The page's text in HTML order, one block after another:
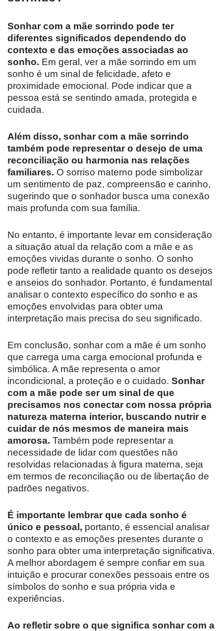
Sonhar com a mãe sorrindo pode ter
diferentes significados dependendo do
contexto e das emoções associadas ao
sonho. Em geral, ver a mãe sorrindo em um
sonho é um sinal de felicidade, afeto e
proximidade emocional. Pode indicar que a
pessoa está se sentindo amada, protegida e
cuidada.
Além disso, sonhar com a mãe sorrindo
também pode representar o desejo de uma
reconciliação ou harmonia nas relações
familiares. O sorriso materno pode simbolizar
um sentimento de paz, compreensão e carinho,
sugerindo que o sonhador busca uma conexão
mais profunda com sua família.
No entanto, é importante levar em consideração
a situação atual da relação com a mãe e as
emoções vividas durante o sonho. O sonho
pode refletir tanto a realidade quanto os desejos
e anseios do sonhador. Portanto, é fundamental
analisar o contexto específico do sonho e as
emoções envolvidas para obter uma
interpretação mais precisa do seu significado.
Em conclusão, sonhar com a mãe é um sonho
que carrega uma carga emocional profunda e
simbólica. A mãe representa o amor
incondicional, a proteção e o cuidado. Sonhar
com a mãe pode ser um sinal de que
precisamos nos conectar com nossa própria
natureza materna interior, buscando nutrir e
cuidar de nós mesmos de maneira mais
amorosa. Também pode representar a
necessidade de lidar com questões não
resolvidas relacionadas à figura materna, seja
em termos de reconciliação ou de libertação de
padrões negativos.
É importante lembrar que cada sonho é
único e pessoal, portanto, é essencial analisar
o contexto e as emoções presentes durante o
sonho para obter uma interpretação significativa.
A melhor abordagem é sempre confiar em sua
intuição e procurar conexões pessoais entre os
símbolos do sonho e sua própria vida e
experiências.
Ao refletir sobre o que significa sonhar com a